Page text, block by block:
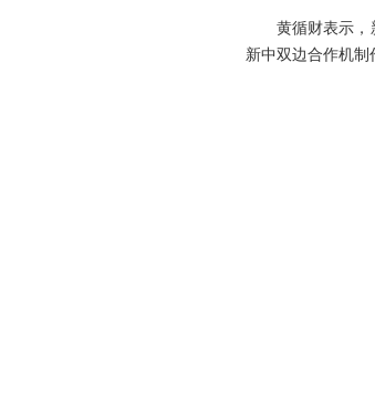
黄循财表示，
新中双边合作机制